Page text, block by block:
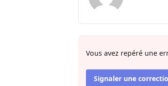
Vous avez repéré une
Signaler une